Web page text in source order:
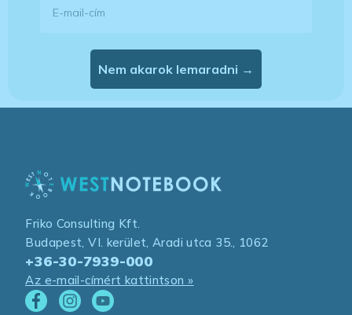
Nem akarok lemaradni →
Friko Consulting Kft.
Budapest, VI. kerület, Aradi utca 35., 1062
+36-30-7939-000
Az e-mail-címért kattintson »